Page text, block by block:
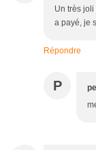
Un très
a payé, je
Répondre
P